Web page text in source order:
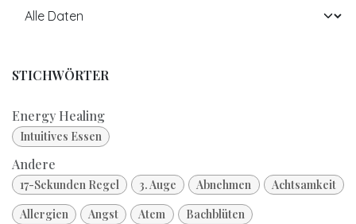
STICHWÖRTER
Energy Healing
Intuitives Essen
Andere
17-Sekunden Regel 3. Auge Abnehmen
Achtsamkeit
Allergien
Angst Atem
Bachblüten